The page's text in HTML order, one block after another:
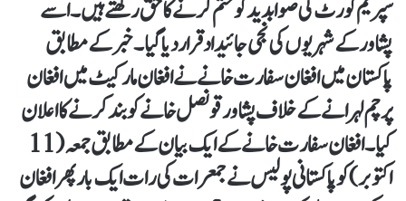
سپریم کورٹ کی صوابدید کو ختم کرنے کا حق رکھتے ہیں۔ اسے
پشاور کے شہریوں کی نجی جائیداد قرار دیا گیا۔ خبر کے مطابق
پاکستان میں افغان سفارت خانے نے افغان مارکیٹ میں افغان
پرچم لہرانے کے خلاف پشاور قونصل خانے کو بند کرنے کا اعلان
کیا۔ افغان سفارت خانے کے ایک بیان کے مطابق جمعہ (11
اکتوبر) کو پاکستانی پولیس نے جمعرات کی رات ایک بار پھر افغان